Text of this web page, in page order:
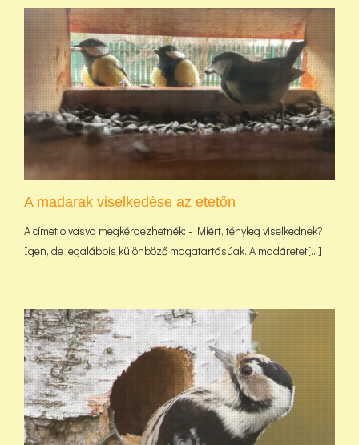
A madarak viselkedése az etetőn
A címet olvasva megkérdezhetnék: - Miért, tényleg viselkednek?
Igen, de legalábbis különböző magatartásúak. A madáretet[...]